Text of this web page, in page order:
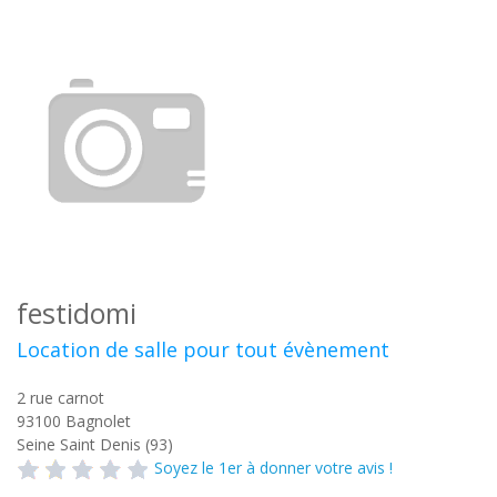
festidomi
Location de salle pour tout évènement
2 rue carnot
93100 Bagnolet
Seine Saint Denis (93)
Soyez le 1er à donner votre avis !